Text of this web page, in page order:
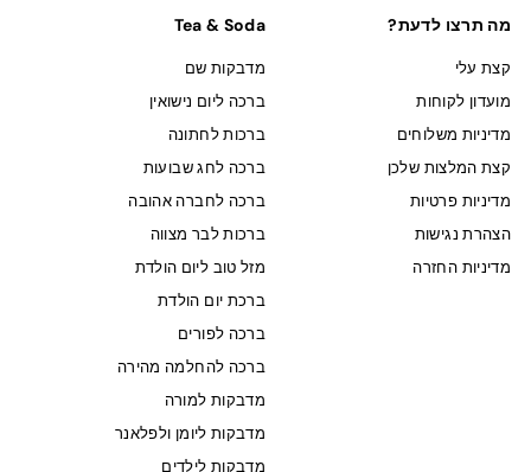
מה תרצו לדעת?
קצת עלי
מועדון לקוחות
מדיניות משלוחים
קצת המלצות שלכן
מדיניות פרטיות
הצהרת נגישות
מדיניות החזרה
Tea & Soda
מדבקות שם
ברכה ליום נישואין
ברכות לחתונה
ברכה לחג שבועות
ברכה לחברה אהובה
ברכות לבר מצווה
מזל טוב ליום הולדת
ברכת יום הולדת
ברכה לפורים
ברכה להחלמה מהירה
מדבקות למורה
מדבקות ליומן ולפלאנר
מדבקות לילדים